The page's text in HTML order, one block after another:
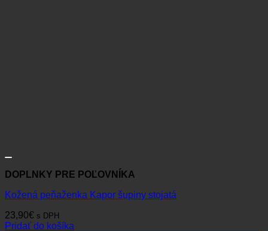
DOPLNKY PRE POĽOVNÍKA
Kožená peňaženka Kapor šupiny stojatá
23,90€ s DPH
Pridať do košíka